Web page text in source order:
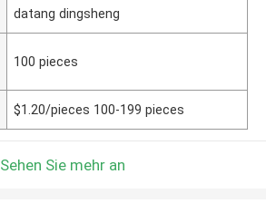
datang dingsheng
100 pieces
$1.20/pieces 100-199 pieces
Sehen Sie mehr an